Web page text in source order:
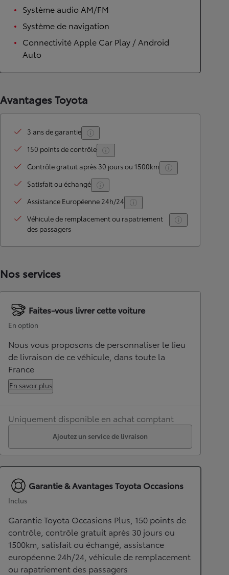
Système audio AM/FM
Système de navigation
Connectivité Apple Car Play / Android
Auto
Avantages Toyota
3 ans de garantie
150 points de contrôle
Contrôle gratuit après 30 jours ou 1500km
Satisfait ou échangé
Assistance Européenne 24h/24
Véhicule de remplacement ou rapatriement
des passagers
Nos services
Faites-vous livrer cette voiture
En option
Nous vous proposons de personnaliser le lieu
de livraison de ce véhicule, dans toute la
France
En savoir plus
Uniquement disponible en achat comptant
Ajoutez un service de livraison
Garantie & Avantages Toyota Occasions
Inclus
Garantie Toyota Occasions Plus, 150 points de
contrôle, contrôle gratuit après 30 jours ou
1500km, satisfait ou échangé, assistance
européenne 24h/24, véhicule de remplacement
ou rapatriement des passagers